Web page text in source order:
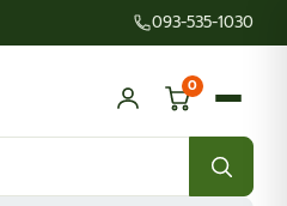
093-535-1030
0